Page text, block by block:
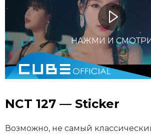
НАЖМИ И
NCT 127 — Sticker
Возможно, не самый